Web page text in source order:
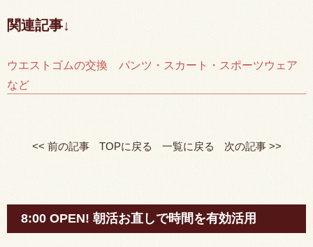
関連記事↓
ウエストゴムの交換 パンツ・スカート・スポーツウェア
など
<< 前の記事 TOPに戻る 一覧に戻る 次の記事 >>
8:00 OPEN! 朝活お直しで時間を有効活用